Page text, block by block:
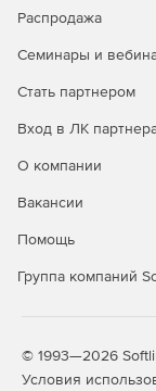
приложений
принятия
Вывод
ИБ.
Распродажа
Семинары и
Стать партнером
Вход в ЛК
О компании
Вакансии
Помощь
Группа компаний
© 1993—2026
Условия